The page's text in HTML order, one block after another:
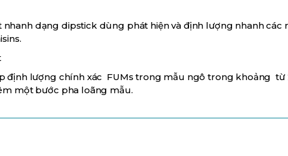
nhanh dạng dipstick dùng phát hiện và định lượng nhanh
định lượng chính xác FUMs trong mẫu ngô trong khoảng từ
một bước pha loãng mẫu.